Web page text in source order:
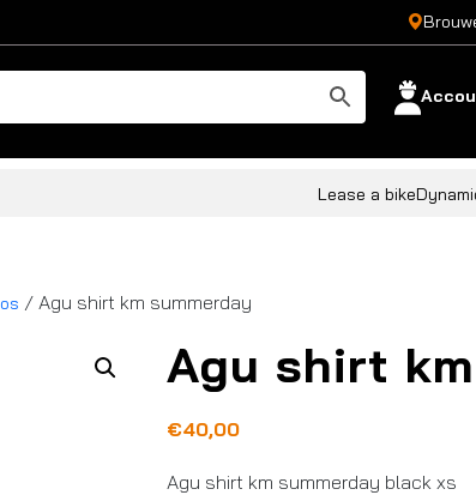
Lease a bike
/ Agu shirt km summerday
Agu shirt
€40,00
Agu shirt km summerday black xs